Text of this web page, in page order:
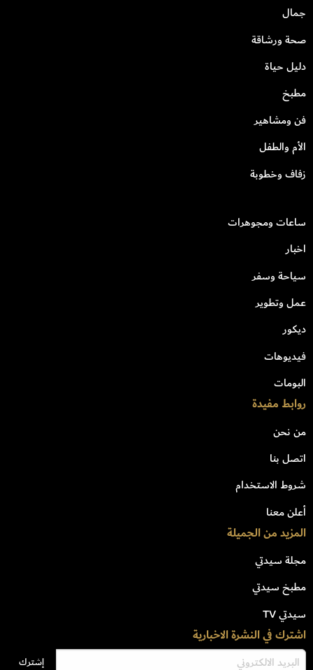
جمال
صحة ورشاقة
دليل حياة
مطبخ
فن ومشاهير
الأم والطفل
زفاف وخطوبة
ساعات ومجوهرات
اخبار
سياحة وسفر
عمل وتطوير
ديكور
فيديوهات
البومات
روابط مفيدة
من نحن
اتصل بنا
شروط الاستخدام
أعلن معنا
المزيد من الجميلة
مجلة سيدتي
مطبخ سيدتي
سيدتي TV
اشترك في النشرة الاخبارية